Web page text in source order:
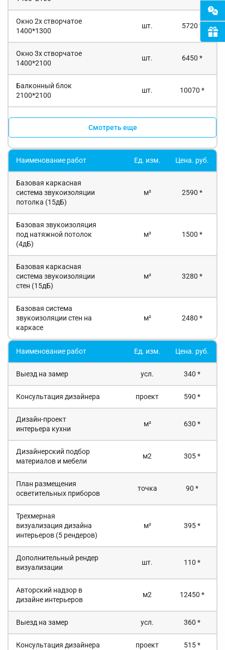
Окно 2х створчатое
1400*1300
шт. 5720 *
Окно 3х створчатое
1400*2100
шт. 6450 *
Балконный блок
2100*2100
шт. 10070 *
Смотреть еще
Наименование работ Ед. изм. Цена. руб.
Базовая каркасная
система звукоизоляции
потолка (15дБ)
м² 2590 *
Базовая звукоизоляция
под натяжной потолок
(4дБ)
м² 1500 *
Базовая каркасная
система звукоизоляции
стен (15дБ)
м² 3280 *
Базовая система
звукоизоляции стен на
каркасе
м² 2480 *
Наименование работ Ед. изм. Цена. руб.
Выезд на замер усл. 340 *
Консультация дизайнера проект 590 *
Дизайн-проект
интерьера кухни
м² 630 *
Дизайнерский подбор
материалов и мебели
м2 305 *
План размещения
осветительных приборов
точка 90 *
Трехмерная
визуализация дизайна
интерьеров (5 рендеров)
м² 395 *
Дополнительный рендер
визуализации
шт. 110 *
Авторский надзор в
дизайне интерьеров
м2 12450 *
Выезд на замер усл. 360 *
Консультация дизайнера проект 515 *